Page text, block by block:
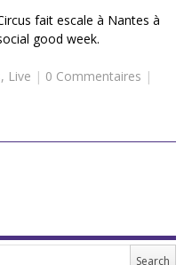
fait escale à Nantes à
good week.
, Live | 0 Commentaires |